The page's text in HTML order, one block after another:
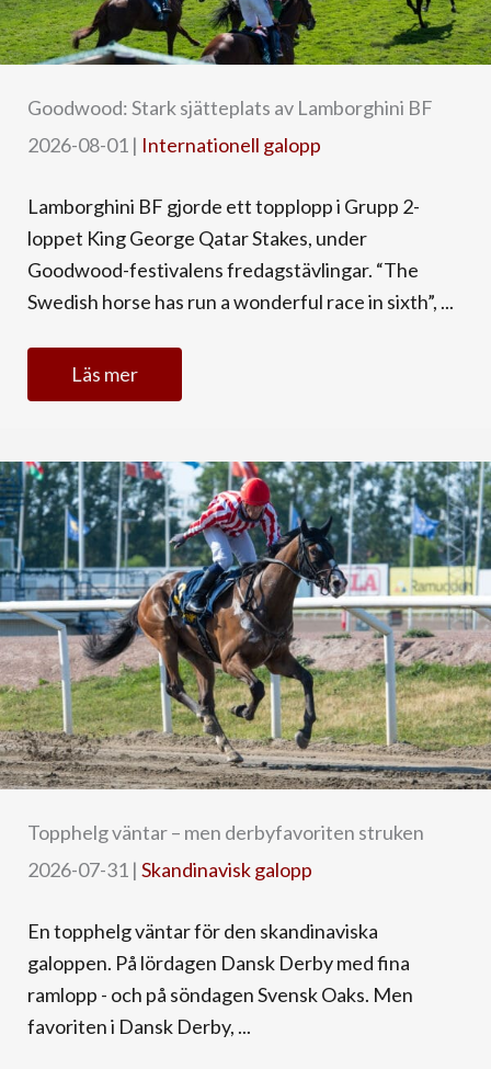
Goodwood: Stark sjätteplats av Lamborghini BF
2026-08-01 | Internationell galopp
Lamborghini BF gjorde ett topplopp i Grupp 2-
loppet King George Qatar Stakes, under
Goodwood-festivalens fredagstävlingar. “The
Swedish horse has run a wonderful race in sixth”, ...
Läs mer
Topphelg väntar – men derbyfavoriten struken
2026-07-31 | Skandinavisk galopp
En topphelg väntar för den skandinaviska
galoppen. På lördagen Dansk Derby med fina
ramlopp - och på söndagen Svensk Oaks. Men
favoriten i Dansk Derby, ...